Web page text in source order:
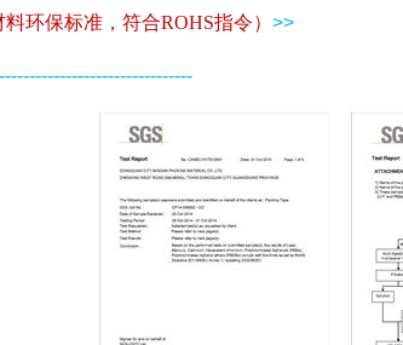
料环保标准，符合ROHS指令） >>
---